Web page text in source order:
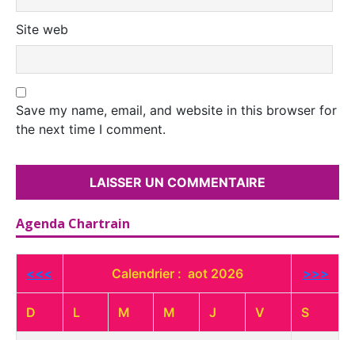
Site web
Save my name, email, and website in this browser for
the next time I comment.
Agenda Chartrain
<<< Calendrier : aot 2026 >>>
D L M M J V S